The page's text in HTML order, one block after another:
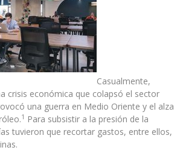
Casualmente,
crisis económica que colapsó el sector
una guerra en Medio Oriente y el alza
1 Para subsistir a la presión de la
tuvieron que recortar gastos, entre ellos,